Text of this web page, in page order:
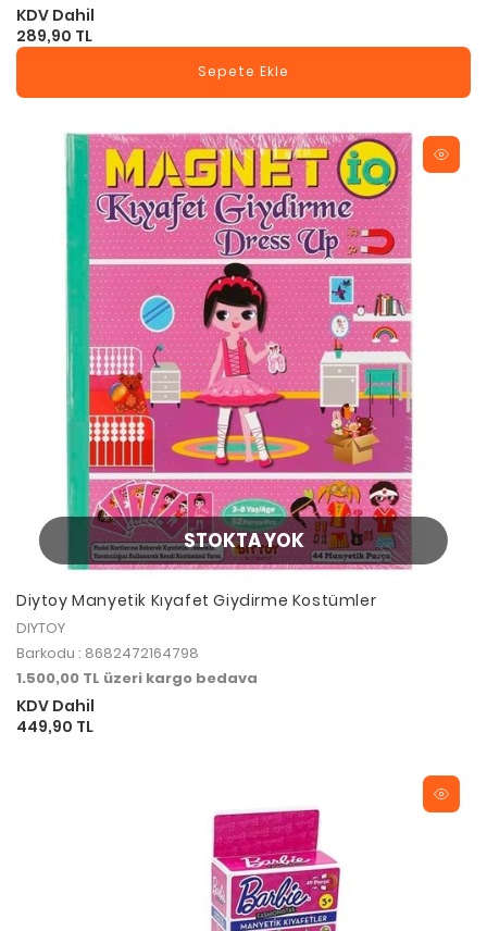
KDV Dahil
289,90 TL
Sepete Ekle
STOKTA YOK
Diytoy Manyetik Kıyafet Giydirme Kostümler
DIYTOY
Barkodu : 8682472164798
1.500,00 TL üzeri kargo bedava
KDV Dahil
449,90 TL